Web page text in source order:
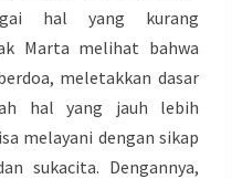
hal yang kurang
Marta melihat bahwa
meletakkan dasar
hal yang jauh lebih
melayani dengan sikap
sukacita. Dengannya,